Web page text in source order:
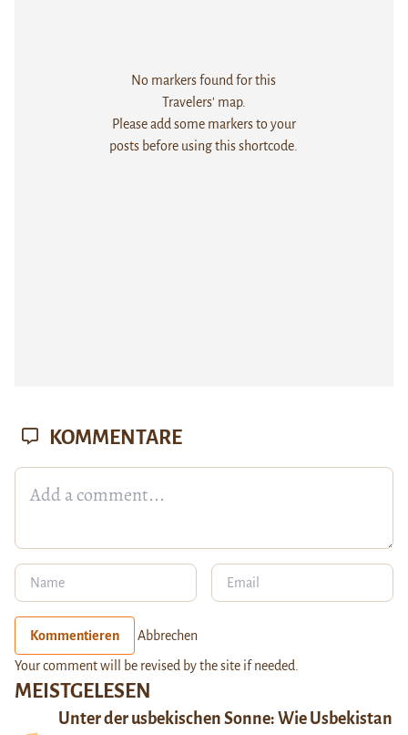
No markers found for this
Travelers' map.
Please add some markers to your
posts before using this shortcode.
MEISTGELESEN
Unter der usbekischen Sonne: Wie Usbekistan
KOMMENTARE
Kommentieren Abbrechen
Your comment will be revised by the site if needed.